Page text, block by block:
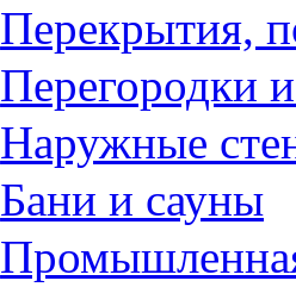
Перекрытия,
Перегородки
Наружные
Бани и сауны